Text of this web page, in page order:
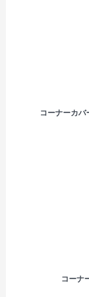
コーナーカ
コーナ